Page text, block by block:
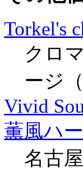
Torkel's
クロ
ージ
Vivid
薫風ハ
名古